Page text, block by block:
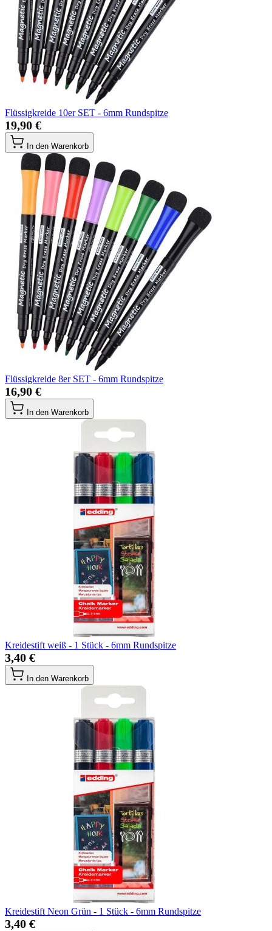
Flüssigkreide 10er SET - 6mm Rundspitze
19,90 €
In den Warenkorb
Flüssigkreide 8er SET - 6mm Rundspitze
16,90 €
In den Warenkorb
Kreidestift weiß - 1 Stück - 6mm Rundspitze
3,40 €
In den Warenkorb
Kreidestift Neon Grün - 1 Stück - 6mm Rundspitze
3,40 €